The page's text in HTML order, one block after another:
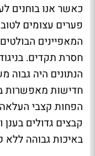
כאשר אנו בוחנים
פערים עצומים
המאפיינים
חסרת תקדים.
הנתונים היה
חדישות מאפשרות
הפחות קצבי העלאה
קבצים גדולים
באיכות גבוהה ללא